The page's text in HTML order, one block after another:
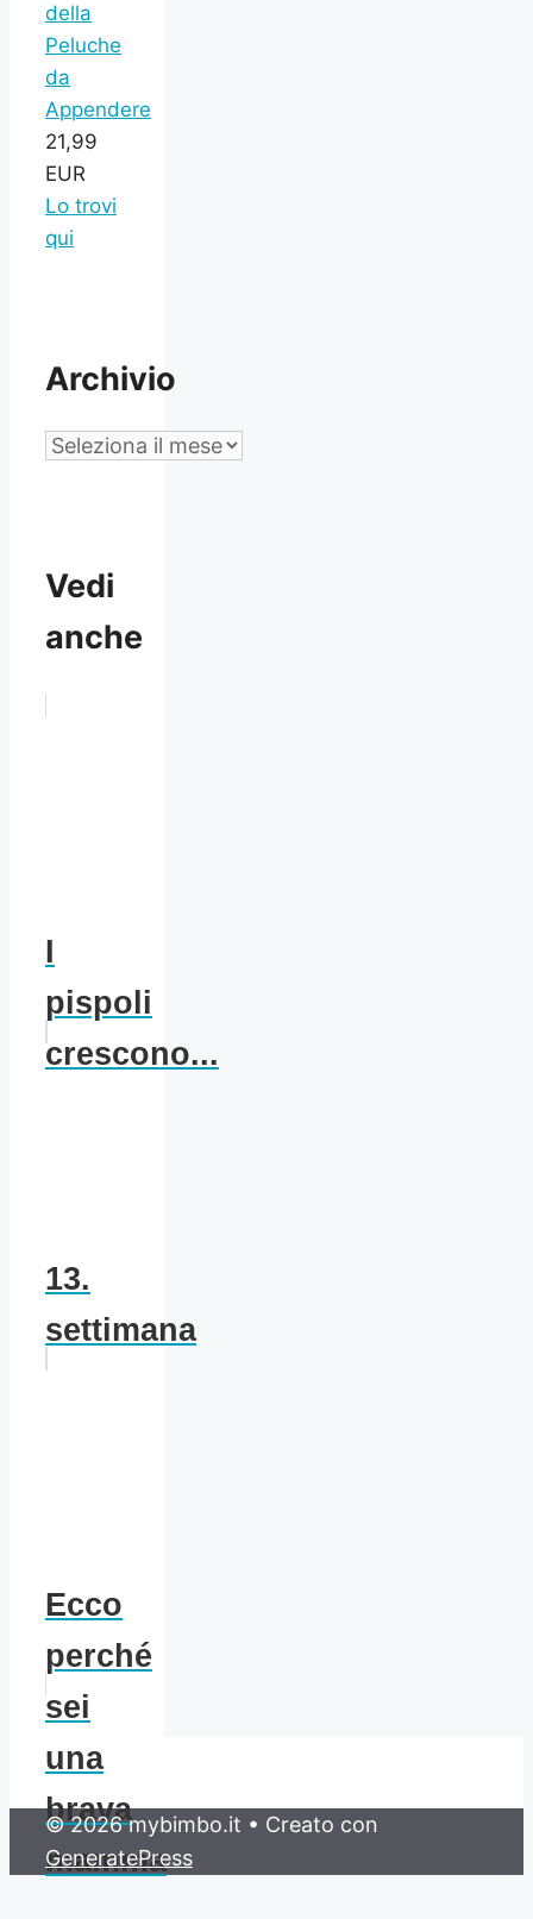
della
Peluche
da
Appendere
21,99
EUR
Lo trovi
qui
Archivio
Archivio
Vedi
anche
I
pispoli
crescono...
13.
settimana
Ecco
perché
sei
una
brava
mamma
© 2026 mybimbo.it • Creato con
GeneratePress